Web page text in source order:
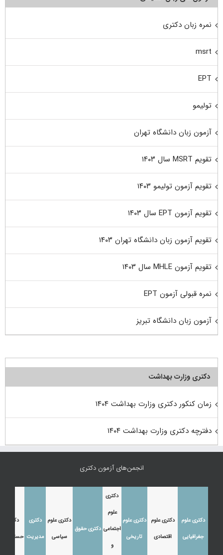
نمره زبان دکتری
msrt
EPT
تولیمو
آزمون زبان دانشگاه تهران
تقویم MSRT سال ۱۴۰۳
تقویم آزمون تولیمو ۱۴۰۳
تقویم آزمون EPT سال ۱۴۰۳
تقویم آزمون زبان دانشگاه تهران ۱۴۰۳
تقویم آزمون MHLE سال ۱۴۰۳
نمره قبولی آزمون EPT
آزمون زبان دانشگاه تبریز
دکتری وزارت بهداشت
زمان کنکور دکتری وزارت بهداشت ۱۴۰۴
دفترچه دکتری وزارت بهداشت ۱۴۰۴
انجمن‌های آزمون دکتری
دکتری علوم
جغرافیایی
دکتری علوم
اقتصادی
دکتری علوم
تاریخی
دکتری
علوم
اجتماعی
و
دکتری حقوق
دکتری علوم
سیاسی
دکتری
مدیریت
دکتری
حسابداری